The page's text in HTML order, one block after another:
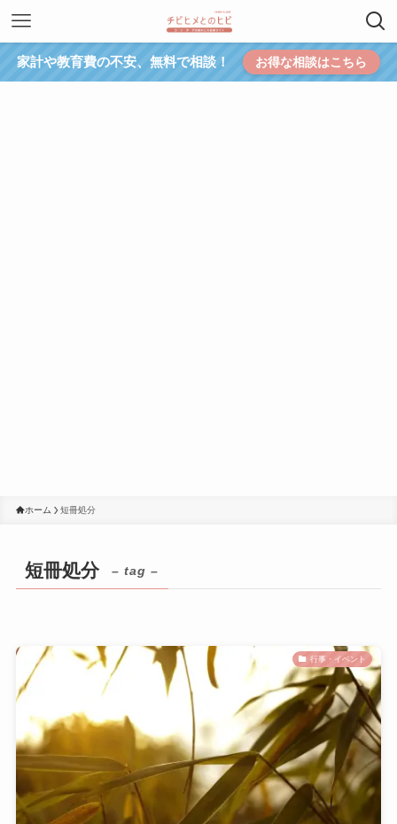
家計や教育費の不安、無料で相談！ お得な相談はこちら
ホーム 短冊処分
短冊処分 – tag –
行事・イベント